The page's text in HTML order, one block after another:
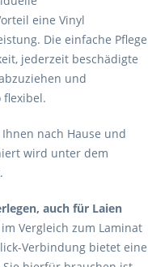
eine Vinyl
Die einfache Pflege
jederzeit beschädigte
und
flexibel.
nach Hause und
wird unter dem
auch für Laien
Vergleich zum Laminat
Verbindung bietet eine